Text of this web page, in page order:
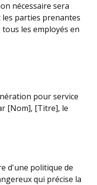
nécessaire sera
parties prenantes
les employés en
pour service
[Nom], [Titre], le
d'une politique de
qui précise la